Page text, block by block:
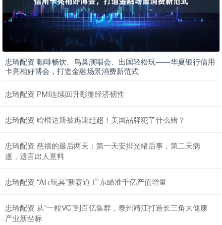
忠琦配资 咖啡畅饮、鸟巢演唱会、出国轻松玩——华夏银行信用
卡亮相好博会，打造金融场景消费新范式
忠琦配资 PMI连续回升彰显经济韧性
忠琦配资 哈根达斯被迅速赶超！美国品牌犯了什么错？
忠琦配资 慈禧的最后两天：第一天安排光绪后事，第二天病
逝，遗言出人意料
忠琦配资 “AI+玩具”新赛道 广东瞄准千亿产值增量
忠琦配资 从“一粒VC”到百亿集群，泰州靖江打造长三角大健康
产业新坐标